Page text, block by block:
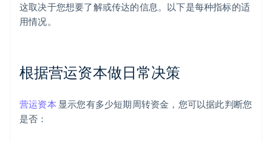
这取决于您想要了解或传达的信息。以下是每种指标的适
用情况。
根据营运资本做日常决策
营运资本 显示您有多少短期周转资金，您可以据此判断您
是否：